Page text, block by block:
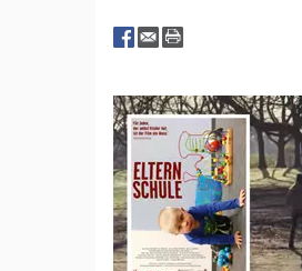
Kurse
Regionale Tipps
Dokus, Videos, Filme etc.
Webinare